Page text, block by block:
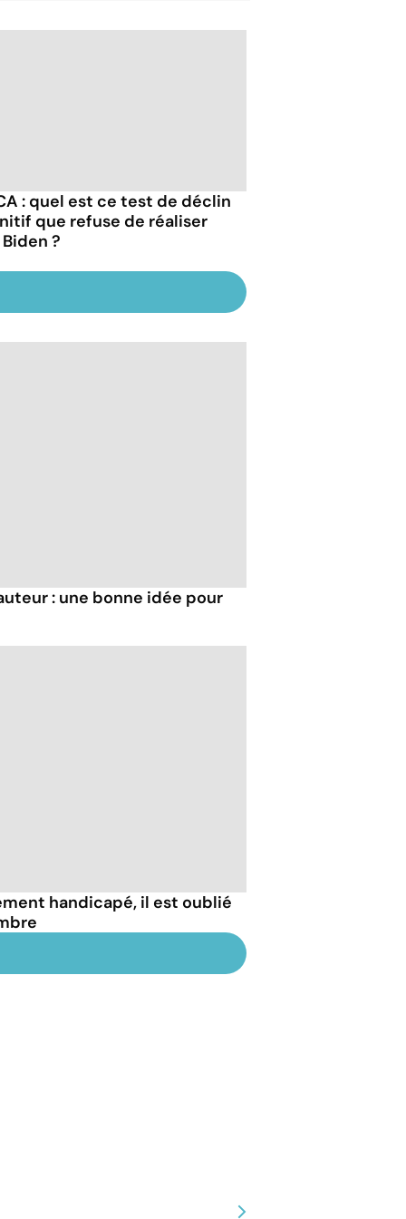
: quel est ce test de déclin
que refuse de réaliser
?
: une bonne idée pour
handicapé, il est oublié